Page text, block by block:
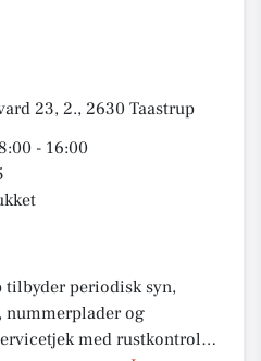
23, 2., 2630 Taastrup
- 16:00
tilbyder periodisk syn,
nummerplader og
med rustkontrol